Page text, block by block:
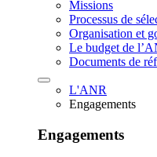
Missions
Processus de
Organisation et
Le budget de
Documents de
L'ANR
Engagements
Engagements